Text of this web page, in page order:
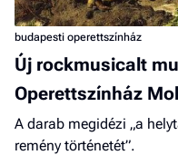
budapesti operettszínház
Új rockmusicalt
Operettszínház
A darab megidézi „a
remény történetét”.